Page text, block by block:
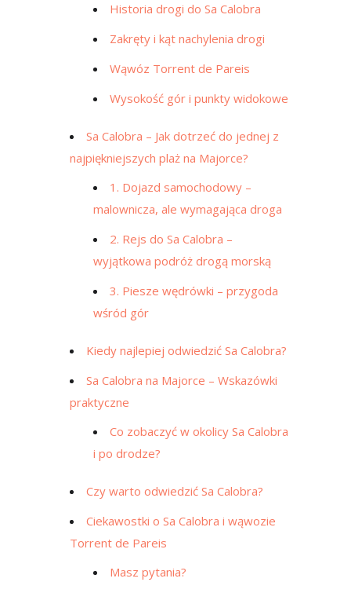
Historia drogi do Sa Calobra
Zakręty i kąt nachylenia drogi
Wąwóz Torrent de Pareis
Wysokość gór i punkty widokowe
Sa Calobra – Jak dotrzeć do jednej z
najpiękniejszych plaż na Majorce?
1. Dojazd samochodowy –
malownicza, ale wymagająca droga
2. Rejs do Sa Calobra –
wyjątkowa podróż drogą morską
3. Piesze wędrówki – przygoda
wśród gór
Kiedy najlepiej odwiedzić Sa Calobra?
Sa Calobra na Majorce – Wskazówki
praktyczne
Co zobaczyć w okolicy Sa Calobra
i po drodze?
Czy warto odwiedzić Sa Calobra?
Ciekawostki o Sa Calobra i wąwozie
Torrent de Pareis
Masz pytania?